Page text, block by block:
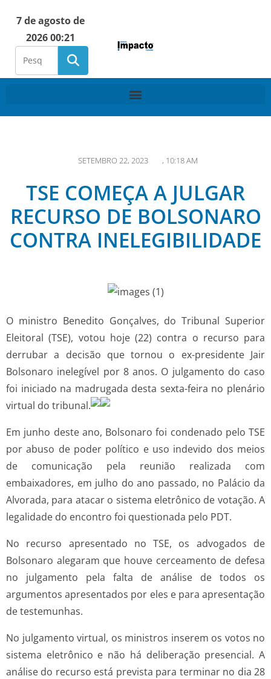
7 de agosto de
2026 00:21
SETEMBRO 22, 2023 , 10:18 AM
TSE COMEÇA A JULGAR
RECURSO DE BOLSONARO
CONTRA INELEGIBILIDADE
O ministro Benedito Gonçalves, do Tribunal Superior
Eleitoral (TSE), votou hoje (22) contra o recurso para
derrubar a decisão que tornou o ex-presidente Jair
Bolsonaro inelegível por 8 anos. O julgamento do caso
foi iniciado na madrugada desta sexta-feira no plenário
virtual do tribunal.
Em junho deste ano, Bolsonaro foi condenado pelo TSE
por abuso de poder político e uso indevido dos meios
de comunicação pela reunião realizada com
embaixadores, em julho do ano passado, no Palácio da
Alvorada, para atacar o sistema eletrônico de votação. A
legalidade do encontro foi questionada pelo PDT.
No recurso apresentado no TSE, os advogados de
Bolsonaro alegaram que houve cerceamento de defesa
no julgamento pela falta de análise de todos os
argumentos apresentados por eles e para apresentação
de testemunhas.
No julgamento virtual, os ministros inserem os votos no
sistema eletrônico e não há deliberação presencial. A
análise do recurso está prevista para terminar no dia 28